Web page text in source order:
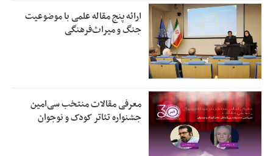
ارائه پنج مقاله علمی با موضوعیت
جنگ و میراث‌فرهنگی
معرفی مقالات منتخب سی‌امین
جشنواره تئاتر کودک و نوجوان